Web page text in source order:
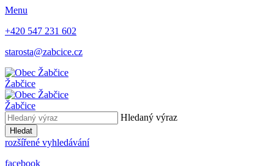
Menu
+420 547 231 602
starosta@zabcice.cz
Žabčice
Žabčice
Hledaný výraz
Hledat
rozšířené vyhledávání
facebook